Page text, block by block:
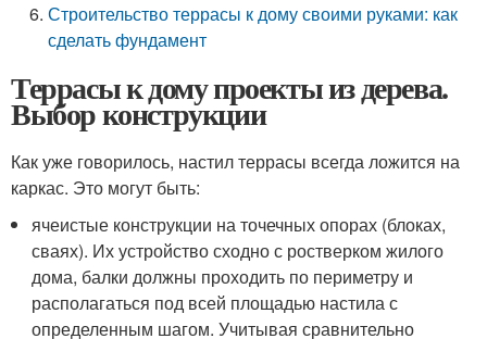
Строительство террасы к дому своими руками: как
сделать фундамент
Террасы к дому проекты из дерева.
Выбор конструкции
Как уже говорилось, настил террасы всегда ложится на
каркас. Это могут быть:
ячеистые конструкции на точечных опорах (блоках,
сваях). Их устройство сходно с ростверком жилого
дома, балки должны проходить по периметру и
располагаться под всей площадью настила с
определенным шагом. Учитывая сравнительно